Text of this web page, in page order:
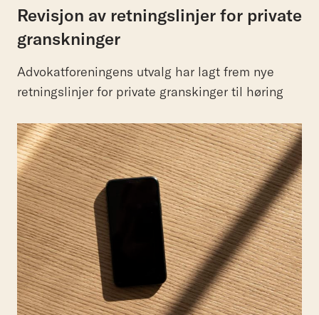
Revisjon av retningslinjer for private
granskninger
Advokatforeningens utvalg har lagt frem nye
retningslinjer for private granskinger til høring